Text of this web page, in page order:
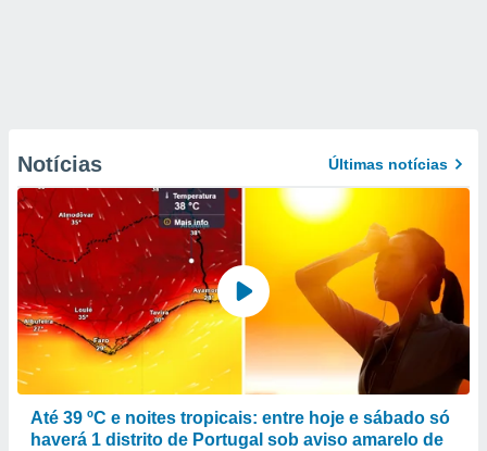
Notícias Últimas notícias
Até 39 ºC e noites tropicais: entre hoje e sábado só
haverá 1 distrito de Portugal sob aviso amarelo de